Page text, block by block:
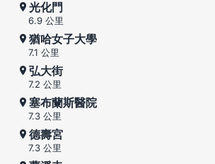
光化門
6.9 公里
猶哈女子大學
7.1 公里
弘大街
7.2 公里
塞布蘭斯醫院
7.3 公里
德壽宮
7.3 公里